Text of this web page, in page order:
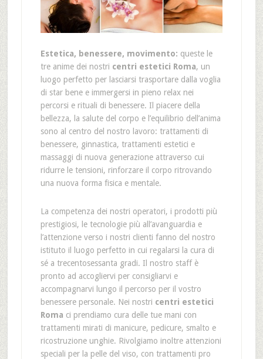
Estetica, benessere, movimento: queste le
tre anime dei nostri centri estetici Roma, un
luogo perfetto per lasciarsi trasportare dalla voglia
di star bene e immergersi in pieno relax nei
percorsi e rituali di benessere. Il piacere della
bellezza, la salute del corpo e l’equilibrio dell’anima
sono al centro del nostro lavoro: trattamenti di
benessere, ginnastica, trattamenti estetici e
massaggi di nuova generazione attraverso cui
ridurre le tensioni, rinforzare il corpo ritrovando
una nuova forma fisica e mentale.
La competenza dei nostri operatori, i prodotti più
prestigiosi, le tecnologie più all’avanguardia e
l’attenzione verso i nostri clienti fanno del nostro
istituto il luogo perfetto in cui regalarsi la cura di
sé a trecentosessanta gradi. Il nostro staff è
pronto ad accogliervi per consigliarvi e
accompagnarvi lungo il percorso per il vostro
benessere personale. Nei nostri centri estetici
Roma ci prendiamo cura delle tue mani con
trattamenti mirati di manicure, pedicure, smalto e
ricostruzione unghie. Rivolgiamo inoltre attenzioni
speciali per la pelle del viso, con trattamenti pro